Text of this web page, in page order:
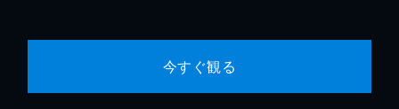
今すぐ観る